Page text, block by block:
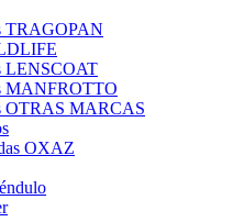
TRAGOPAN
LENSCOAT
MANFROTTO
OTRAS MARCAS
OXAZ